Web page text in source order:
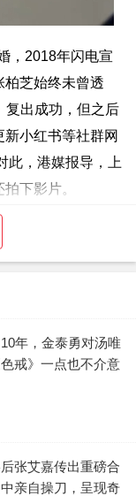
2018年闪电宣
柏芝始终未曾透
复出成功，但之后
小红书等社群网
此，港媒报导，上
下影片。
芝的影片，可见
备去工作。 网友
问魔术的秘诀，
粉丝变魔术，表情
乎并没有怀孕迹
小男孩的玩具，下
第三胎，还是儿
年，金泰勇对汤唯
戒》一点也不介意
张艾嘉传出重磅合
亲自操刀，呈现奇